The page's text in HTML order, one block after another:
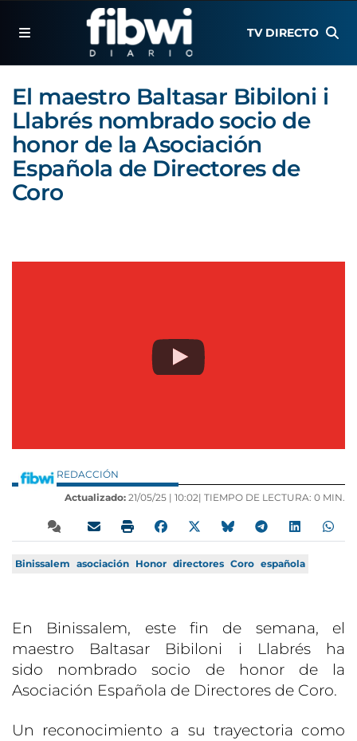
TV DIRECTO
El maestro Baltasar Bibiloni i
Llabrés nombrado socio de
honor de la Asociación
Española de Directores de
Coro
REDACCIÓN
Actualizado: 21/05/25 | 10:02| TIEMPO DE LECTURA: 0 MIN.
Binissalem asociación Honor directores Coro española
En Binissalem, este fin de semana, el
maestro Baltasar Bibiloni i Llabrés ha
sido nombrado socio de honor de la
Asociación Española de Directores de Coro.
Un reconocimiento a su trayectoria como